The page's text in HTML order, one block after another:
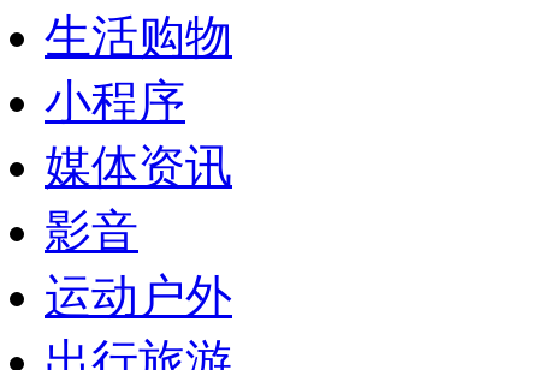
生活购物
小程序
媒体资讯
影音
运动户外